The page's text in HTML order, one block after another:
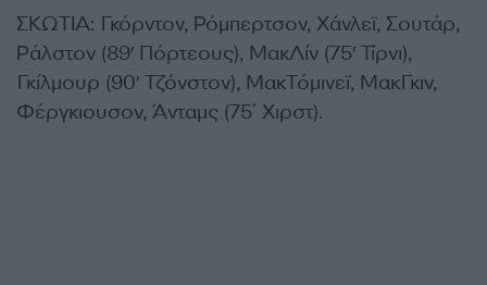
ΣΚΩΤΙΑ: Γκόρντον, Ρόμπερτσον, Χάνλεϊ, Σουτάρ,
Ράλστον (89′ Πόρτεους), ΜακΛίν (75′ Τίρνι),
Γκίλμουρ (90′ Τζόνστον), ΜακΤόμινεϊ, ΜακΓκιν,
Φέργκιουσον, Άνταμς (75΄ Χιρστ).